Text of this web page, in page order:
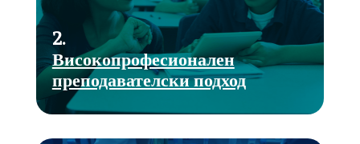
2.
Високопрофесионален
преподавателски подход